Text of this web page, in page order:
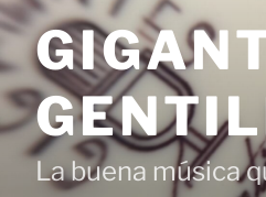
Saltar
contenido
La buena música